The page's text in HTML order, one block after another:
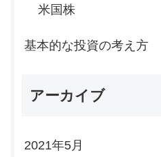
米国株
基本的な投資の考え方
アーカイブ
2021年5月